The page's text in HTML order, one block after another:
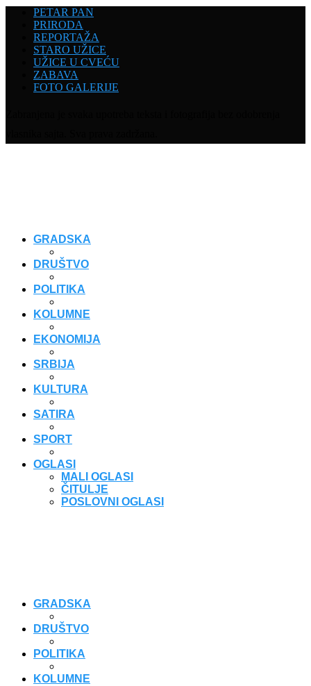
PETAR PAN
PRIRODA
REPORTAŽA
STARO UŽICE
UŽICE U CVEĆU
ZABAVA
FOTO GALERIJE
GRADSKA
DRUŠTVO
POLITIKA
KOLUMNE
EKONOMIJA
SRBIJA
KULTURA
SATIRA
SPORT
OGLASI
MALI OGLASI
ČITULJE
POSLOVNI OGLASI
GRADSKA
DRUŠTVO
POLITIKA
KOLUMNE